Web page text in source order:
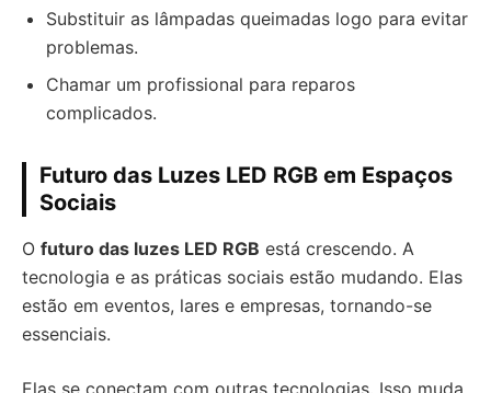
Substituir as lâmpadas queimadas logo para evitar
problemas.
Chamar um profissional para reparos
complicados.
Futuro das Luzes LED RGB em Espaços
Sociais
O futuro das luzes LED RGB está crescendo. A
tecnologia e as práticas sociais estão mudando. Elas
estão em eventos, lares e empresas, tornando-se
essenciais.